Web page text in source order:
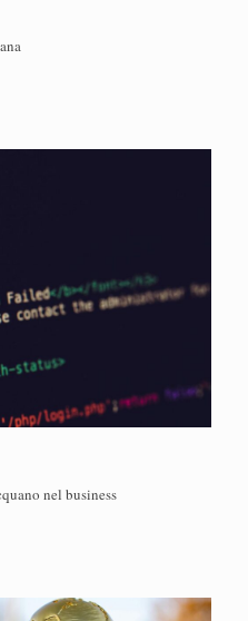
nel business